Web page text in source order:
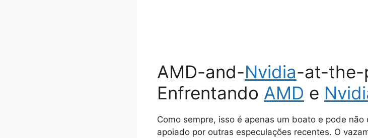
AMD-and-Nvidia-at-the-
Enfrentando AMD e
Como sempre, isso é apenas um boato e pode
apoiado por outras especulações recentes. O